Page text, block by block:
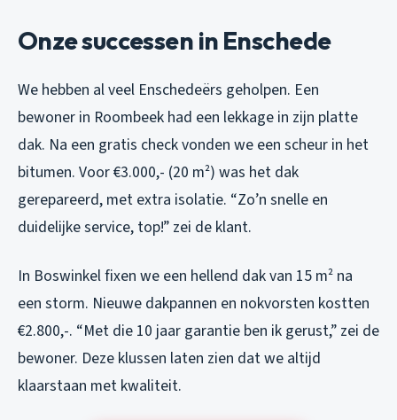
Onze successen in Enschede
We hebben al veel Enschedeërs geholpen. Een
bewoner in Roombeek had een lekkage in zijn platte
dak. Na een gratis check vonden we een scheur in het
bitumen. Voor €3.000,- (20 m²) was het dak
gerepareerd, met extra isolatie. “Zo’n snelle en
duidelijke service, top!” zei de klant.
In Boswinkel fixen we een hellend dak van 15 m² na
een storm. Nieuwe dakpannen en nokvorsten kostten
€2.800,-. “Met die 10 jaar garantie ben ik gerust,” zei de
bewoner. Deze klussen laten zien dat we altijd
klaarstaan met kwaliteit.